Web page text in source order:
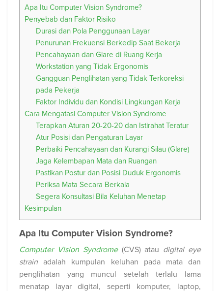
Apa Itu Computer Vision Syndrome?
Penyebab dan Faktor Risiko
Durasi dan Pola Penggunaan Layar
Penurunan Frekuensi Berkedip Saat Bekerja
Pencahayaan dan Glare di Ruang Kerja
Workstation yang Tidak Ergonomis
Gangguan Penglihatan yang Tidak Terkoreksi
pada Pekerja
Faktor Individu dan Kondisi Lingkungan Kerja
Cara Mengatasi Computer Vision Syndrome
Terapkan Aturan 20-20-20 dan Istirahat Teratur
Atur Posisi dan Pengaturan Layar
Perbaiki Pencahayaan dan Kurangi Silau (Glare)
Jaga Kelembapan Mata dan Ruangan
Pastikan Postur dan Posisi Duduk Ergonomis
Periksa Mata Secara Berkala
Segera Konsultasi Bila Keluhan Menetap
Kesimpulan
Apa Itu Computer Vision Syndrome?
Computer Vision Syndrome(CVS) atau digital eye
strain adalah kumpulan keluhan pada mata dan
penglihatan yang muncul setelah terlalu lama
menatap layar digital, seperti komputer, laptop,